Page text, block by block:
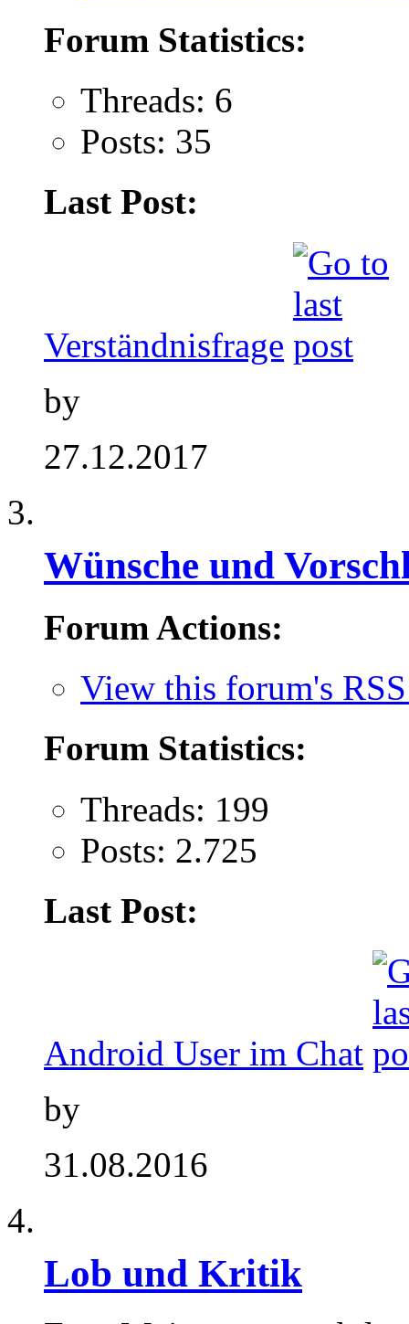
Forum Statistics:
Threads: 6
Posts: 35
Last Post:
Verständnisfrage
by
27.12.2017
Wünsche und
Forum Actions:
View this forum's
Forum Statistics:
Threads: 199
Posts: 2.725
Last Post:
Android User im Chat
by
31.08.2016
Lob und Kritik